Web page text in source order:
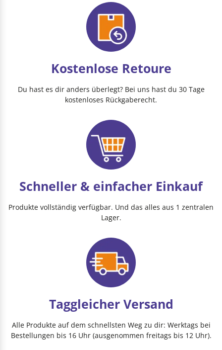
Kostenlose Retoure
Du hast es dir anders überlegt? Bei uns hast du 30 Tage
kostenloses Rückgaberecht.
Schneller & einfacher Einkauf
Produkte vollständig verfügbar. Und das alles aus 1 zentralen
Lager.
Taggleicher Versand
Alle Produkte auf dem schnellsten Weg zu dir: Werktags bei
Bestellungen bis 16 Uhr (ausgenommen freitags bis 12 Uhr).